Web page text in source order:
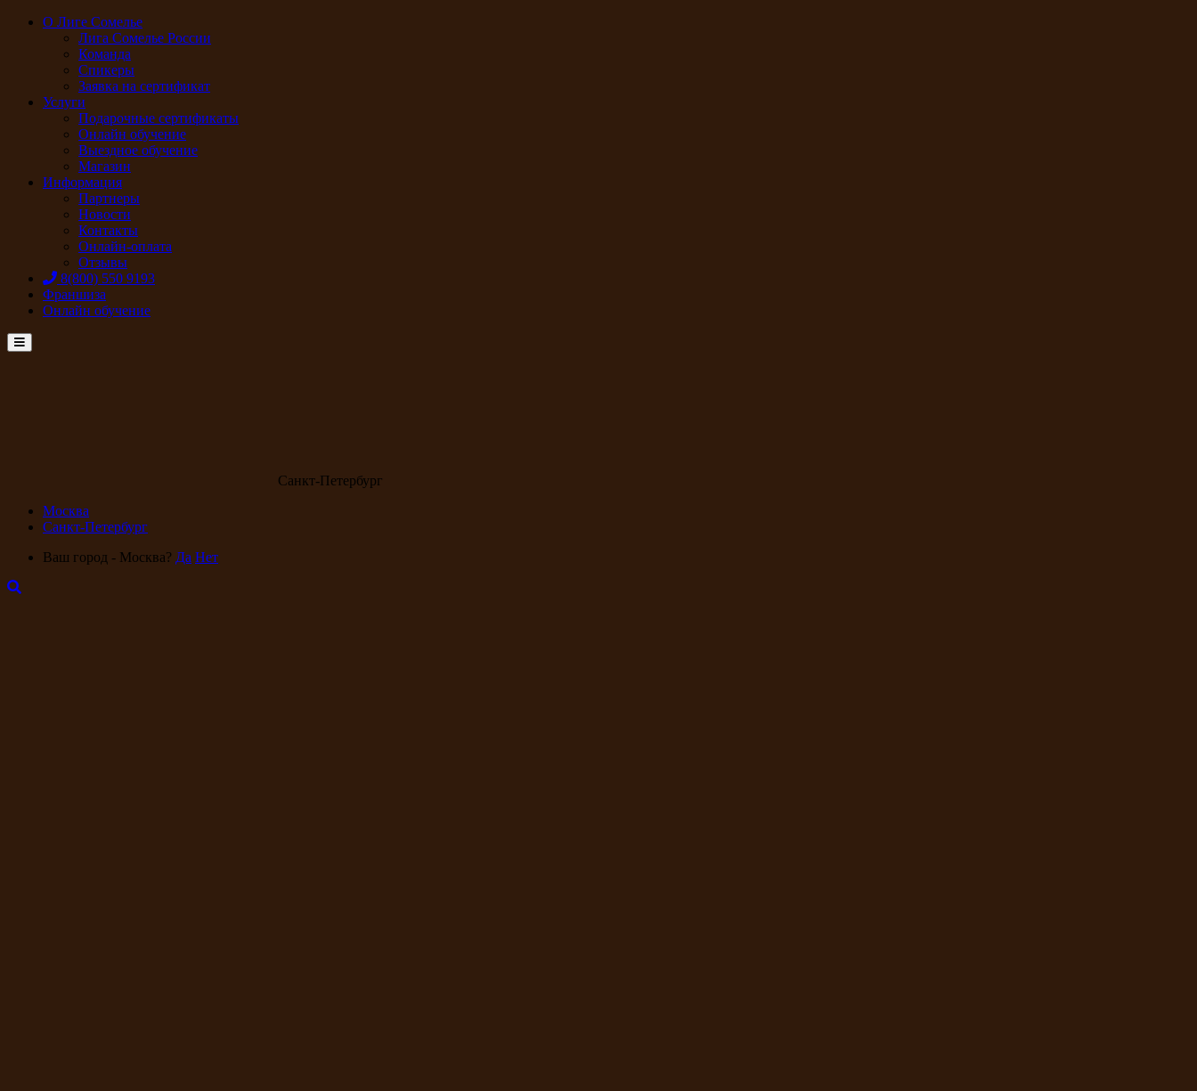
О Лиге Сомелье
Лига Сомелье России
Команда
Спикеры
Заявка на сертификат
Услуги
Подарочные сертификаты
Онлайн обучение
Выездное обучение
Магазин
Информация
Партнеры
Новости
Контакты
Онлайн-оплата
Отзывы
8(800) 550 9193
Франшиза
Онлайн обучение
Menu
Санкт-Петербург
Москва
Санкт-Петербург
Ваш город - Москва? Да Нет